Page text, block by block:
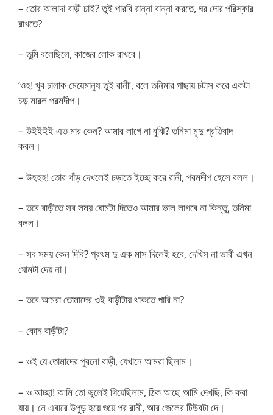
– তোর আলাদা বাড়ী চাই? তুই পারবি রান্না বান্না করতে, ঘর দোর পরিস্কার
রাখতে?
– তুমি বলেছিলে, কাজের লোক রাখবে।
‘ওহ! খুব চালাক মেয়েমানুষ তুই রানী’, বলে তনিমার পাছায় চটাস করে একটা
চড় মারল পরমদীপ।
– উইইইই এত মার কেন? আমার লাগে না বুঝি? তনিমা মৃদু প্রতিবাদ
করল।
– উহহহ! তোর গাঁড় দেখলেই চড়াতে ইচ্ছে করে রানী, পরমদীপ হেসে বলল।
– তবে বাড়ীতে সব সময় ঘোমটা দিতেও আমার ভাল লাগবে না কিন্তু, তনিমা
বলল।
– সব সময় কেন দিবি? প্রথম দু এক মাস দিলেই হবে, দেখিস না ভাবী এখন
ঘোমটা দেয় না।
– তবে আমরা তোমাদের ওই বাড়ীটায় থাকতে পারি না?
– কোন বাড়ীটা?
– ওই যে তোমাদের পুরনো বাড়ী, যেখানে আমরা ছিলাম।
– ও আচ্ছা! আমি তো ভুলেই গিয়েছিলাম, ঠিক আছে আমি দেখছি, কি করা
যায়। নে এবারে উপুড় হয়ে শুয়ে পর রানী, আর জেলের টিউবটা দে।